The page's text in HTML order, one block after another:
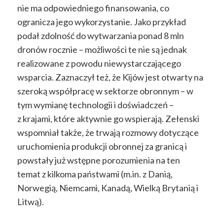
nie ma odpowiedniego finansowania, co
ogranicza jego wykorzystanie. Jako przykład
podał zdolność do wytwarzania ponad 8 mln
dronów rocznie – możliwości te nie są jednak
realizowane z powodu niewystarczającego
wsparcia. Zaznaczył też, że Kijów jest otwarty na
szeroką współpracę w sektorze obronnym – w
tym wymianę technologii i doświadczeń –
z krajami, które aktywnie go wspierają. Zełenski
wspomniał także, że trwają rozmowy dotyczące
uruchomienia produkcji obronnej za granicą i
powstały już wstępne porozumienia na ten
temat z kilkoma państwami (m.in. z Danią,
Norwegią, Niemcami, Kanadą, Wielką Brytanią i
Litwą).